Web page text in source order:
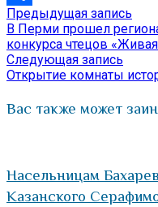
Отправить
Навигация
по
записям
Предыдущая запись
В Перми прошел
конкурса чтецов
Следующая запись
Открытие комнаты
Вас также может
Насельницам
Казанского